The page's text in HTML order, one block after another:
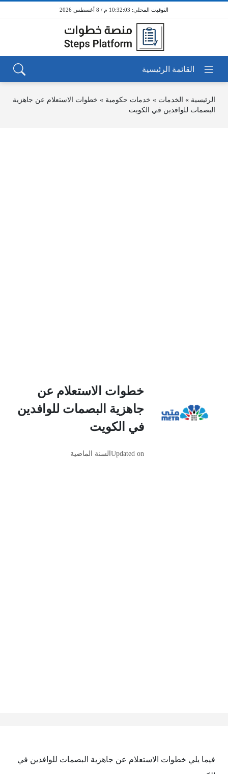
10:32:03 م / 8 أغسطس 2026
الرئيسية » الخدمات » خدمات حكومية » خطوات الاستعلام عن جاهزية
البصمات للوافدين في الكويت
خطوات الاستعلام عن
جاهزية البصمات للوافدين
في الكويت
Updated onالسنة الماضية
فيما يلي خطوات الاستعلام عن جاهزية البصمات للوافدين في